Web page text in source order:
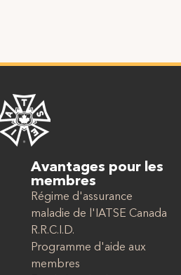
Avantages pour les
membres
Régime d'assurance
maladie de l'IATSE Canada
R.R.C.I.D.
Programme d'aide aux
membres